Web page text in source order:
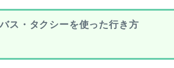
ス・タクシーを使った行き方